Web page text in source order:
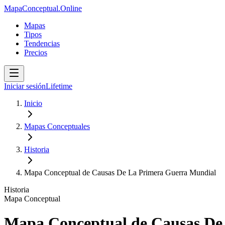
MapaConceptual.Online
Mapas
Tipos
Tendencias
Precios
Iniciar sesiónLifetime
Inicio
Mapas Conceptuales
Historia
Mapa Conceptual de Causas De La Primera Guerra Mundial
Historia
Mapa Conceptual